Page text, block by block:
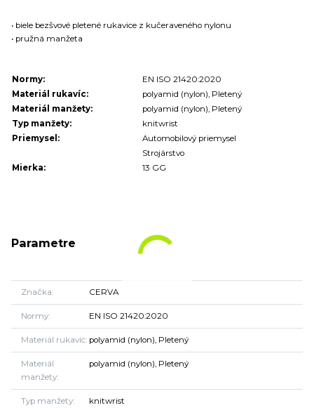
• biele bezšvové pletené rukavice z kučeraveného nylonu
• pružná manžeta
Normy:
EN ISO 21420:2020
Materiál rukavíc:
polyamid (nylon), Pletený
Materiál manžety:
polyamid (nylon), Pletený
Typ manžety:
knitwrist
Priemysel:
Automobilový priemysel
Strojárstvo
Mierka:
13 GG
Parametre
Značka CERVA
Normy EN ISO 21420:2020
Materiál rukavíc polyamid (nylon), Pletený
Materiál
manžety
polyamid (nylon), Pletený
Typ manžety knitwrist